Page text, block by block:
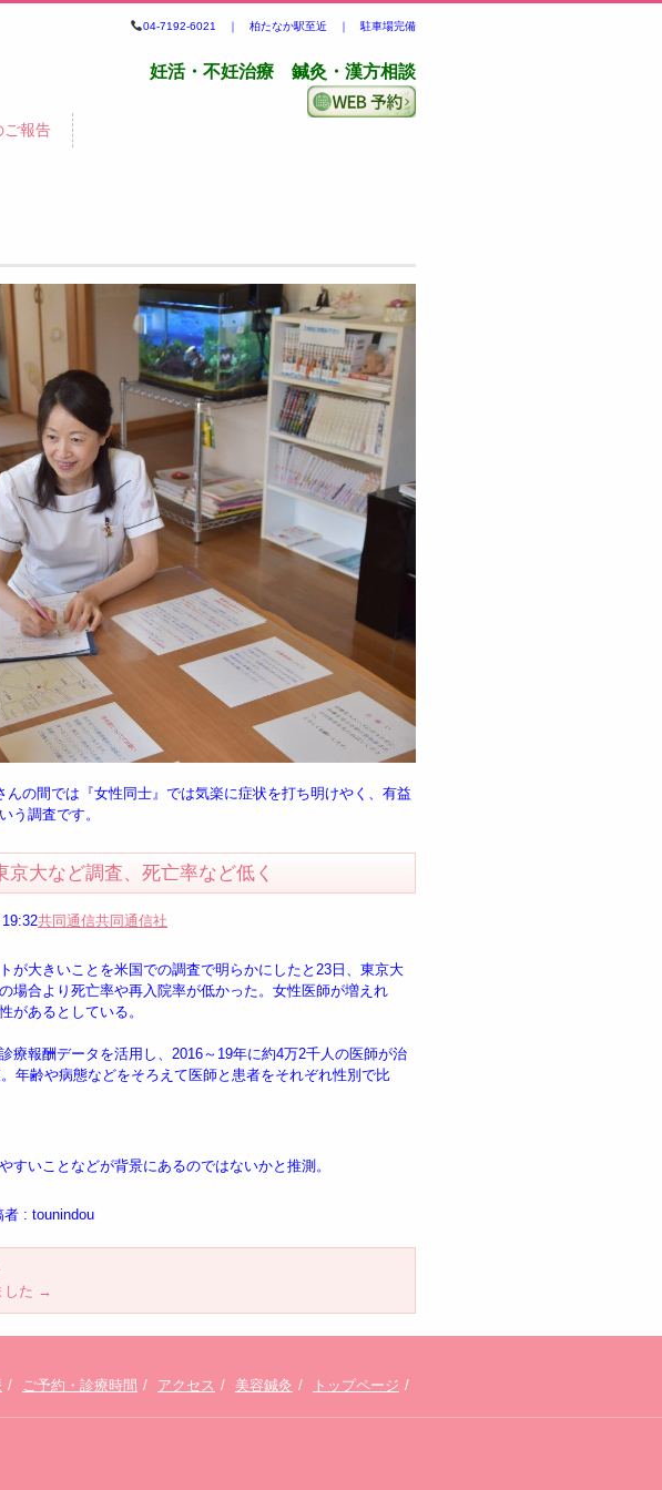
04-7192-6021 ｜ 柏たなか駅至近 ｜ 駐車場完備
妊活・不妊治療 鍼灸・漢方相談
ご報告
の間では『女性同士』では気楽に症状を打ち明けやく、有益
う調査です。
大など調査、死亡率など低く
共同通信共同通信社
大きいことを米国での調査で明らかにしたと23日、東京大
場合より死亡率や再入院率が低かった。女性医師が増えれ
があるとしている。
報酬データを活用し、2016～19年に約4万2千人の医師が治
年齢や病態などをそろえて医師と患者をそれぞれ性別で比
いことなどが背景にあるのではないかと推測。
者 : tounindou
た →
ご予約・診療時間 アクセス 美容鍼灸
トップページ